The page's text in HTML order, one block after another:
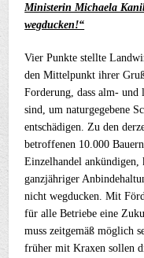
Ministerin Michaela
wegducken!“
Vier Punkte stellte
den Mittelpunkt ihrer
Forderung, dass alm- und
sind, um naturgegebene
entschädigen. Zu den
betroffenen 10.000
Einzelhandel
ganzjähriger
nicht wegducken. Mit
für alle Betriebe eine
muss zeitgemäß möglich
früher mit Kraxen sollen